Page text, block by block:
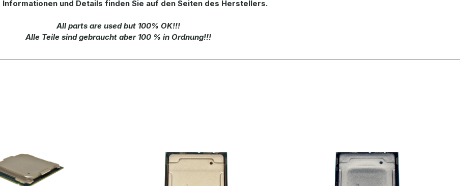
und Details finden Sie auf den Seiten des Herstellers.
All parts are used but 100% OK!!!
Alle Teile sind gebraucht aber 100 % in Ordnung!!!